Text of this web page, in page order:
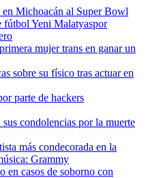
en Michoacán al Super Bowl
fútbol Yeni Malatyaspor
mujer trans en ganar un
sobre su físico tras actuar en
parte de hackers
condolencias por la muerte
más condecorada en la
Grammy
en casos de soborno con